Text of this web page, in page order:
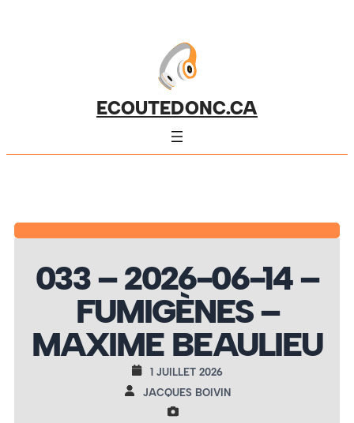
ECOUTEDONC.CA
033 – 2026-06-14 –
FUMIGÈNES –
MAXIME BEAULIEU
1 JUILLET 2026
JACQUES BOIVIN